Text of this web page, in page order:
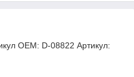
OEM: D-08822 Артикул: